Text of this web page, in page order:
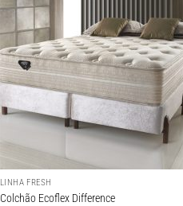
Adicionar
aos
desejos
LINHA FRESH
Colchão Ecoflex Difference